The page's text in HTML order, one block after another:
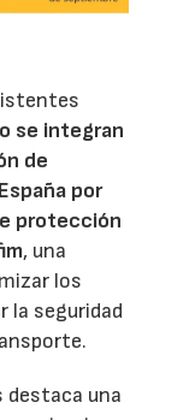
se integran
de
por
protección
, una
los
la seguridad
destaca una